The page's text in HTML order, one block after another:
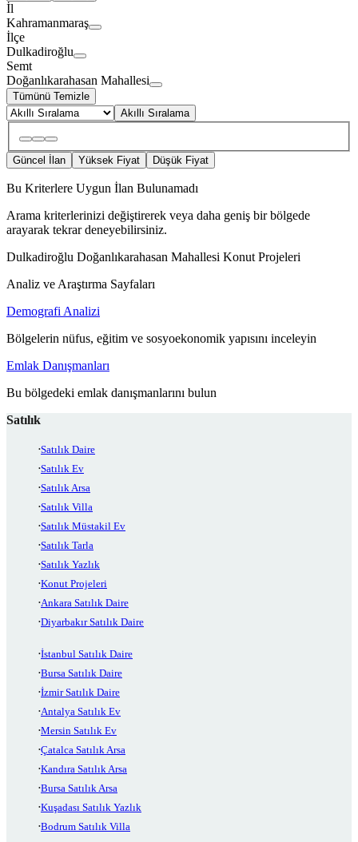
İl
Kahramanmaraş
İlçe
Dulkadiroğlu
Semt
Doğanlıkarahasan Mahallesi
Tümünü Temizle
Akıllı Sıralama
Güncel İlan Yüksek Fiyat Düşük Fiyat
Bu Kriterlere Uygun İlan Bulunamadı
Arama kriterlerinizi değiştirerek veya daha geniş bir bölgede
arayarak tekrar deneyebilirsiniz.
Dulkadiroğlu Doğanlıkarahasan Mahallesi Konut Projeleri
Analiz ve Araştırma Sayfaları
Demografi Analizi
Bölgelerin nüfus, eğitim ve sosyoekonomik yapısını inceleyin
Emlak Danışmanları
Bu bölgedeki emlak danışmanlarını bulun
Satılık
Satılık Daire
Satılık Ev
Satılık Arsa
Satılık Villa
Satılık Müstakil Ev
Satılık Tarla
Satılık Yazlık
Konut Projeleri
Ankara Satılık Daire
Diyarbakır Satılık Daire
İstanbul Satılık Daire
Bursa Satılık Daire
İzmir Satılık Daire
Antalya Satılık Ev
Mersin Satılık Ev
Çatalca Satılık Arsa
Kandıra Satılık Arsa
Bursa Satılık Arsa
Kuşadası Satılık Yazlık
Bodrum Satılık Villa